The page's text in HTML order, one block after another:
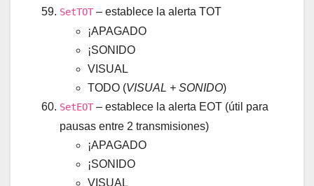
SetTOT – establece la alerta TOT
¡APAGADO
¡SONIDO
VISUAL
TODO (VISUAL + SONIDO)
SetEOT – establece la alerta EOT (útil para
pausas entre 2 transmisiones)
¡APAGADO
¡SONIDO
VISUAL